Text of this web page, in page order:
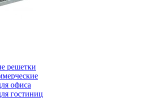
решетки
офиса
гостиниц